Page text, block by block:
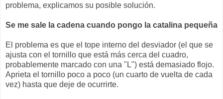
problema, explicamos su posible solución.
Se me sale la cadena cuando pongo la catalina pequeña
El problema es que el tope interno del desviador (el que se
ajusta con el tornillo que está más cerca del cuadro,
probablemente marcado con una "L") está demasiado flojo.
Aprieta el tornillo poco a poco (un cuarto de vuelta de cada
vez) hasta que deje de ocurrirte.